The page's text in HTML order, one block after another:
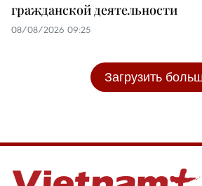
гражданской деятельности
08/08/2026 09:25
Загрузить